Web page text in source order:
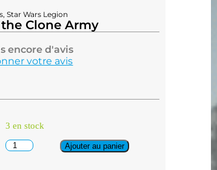
, Star Wars Legion
Clone Army
encore d'avis
votre avis
3 en stock
Ajouter au panier